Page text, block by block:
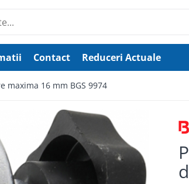
Contact Reduceri Actuale
maxima 16 mm BGS 9974